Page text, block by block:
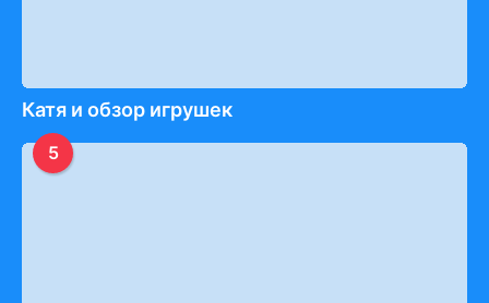
Катя и обзор игрушек
5